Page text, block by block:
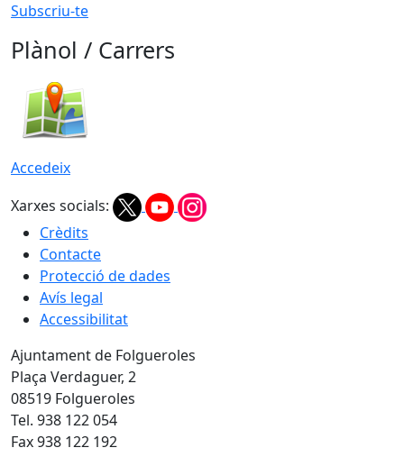
Subscriu-te
Plànol / Carrers
Accedeix
Xarxes socials:
Crèdits
Contacte
Protecció de dades
Avís legal
Accessibilitat
Ajuntament de Folgueroles
Plaça Verdaguer, 2
08519 Folgueroles
Tel. 938 122 054
Fax 938 122 192